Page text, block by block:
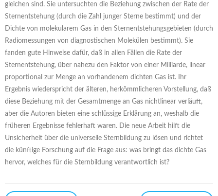
gleichen sind. Sie untersuchten die Beziehung zwischen der Rate der
Sternentstehung (durch die Zahl junger Sterne bestimmt) und der
Dichte von molekularem Gas in den Sternentstehungsgebieten (durch
Radiomessungen von diagnostischen Molekülen bestimmt). Sie
fanden gute Hinweise dafür, daß in allen Fällen die Rate der
Sternentstehung, über nahezu den Faktor von einer Milliarde, linear
proportional zur Menge an vorhandenem dichten Gas ist. Ihr
Ergebnis wiederspricht der älteren, herkömmlicheren Vorstellung, daß
diese Beziehung mit der Gesamtmenge an Gas nichtlinear verläuft,
aber die Autoren bieten eine schlüssige Erklärung an, weshalb die
früheren Ergebnisse fehlerhaft waren. Die neue Arbeit hilft die
Unsicherheit über die universelle Sternbildung zu lösen und richtet
die künftige Forschung auf die Frage aus: was bringt das dichte Gas
hervor, welches für die Sternbildung verantwortlich ist?